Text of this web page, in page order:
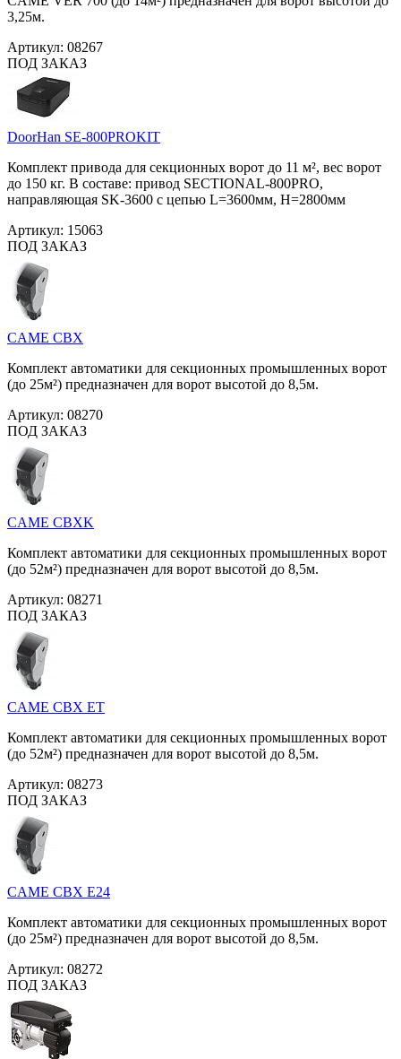
3,25м.
Артикул: 08267
ПОД ЗАКАЗ
DoorHan SE-800PROKIT
Комплект привода для секционных ворот до 11 м², вес ворот
до 150 кг. В составе: привод SECTIONAL-800PRO,
направляющая SK-3600 с цепью L=3600мм, H=2800мм
Артикул: 15063
ПОД ЗАКАЗ
CAME CBX
Комплект автоматики для секционных промышленных ворот
(до 25м²) предназначен для ворот высотой до 8,5м.
Артикул: 08270
ПОД ЗАКАЗ
CAME CBXK
Комплект автоматики для секционных промышленных ворот
(до 52м²) предназначен для ворот высотой до 8,5м.
Артикул: 08271
ПОД ЗАКАЗ
CAME CBX ET
Комплект автоматики для секционных промышленных ворот
(до 52м²) предназначен для ворот высотой до 8,5м.
Артикул: 08273
ПОД ЗАКАЗ
CAME CBX E24
Комплект автоматики для секционных промышленных ворот
(до 25м²) предназначен для ворот высотой до 8,5м.
Артикул: 08272
ПОД ЗАКАЗ